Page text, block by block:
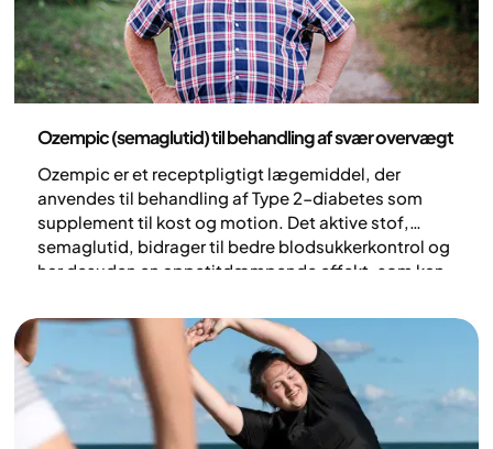
Ozempic (semaglutid) til behandling af svær overvægt
Ozempic er et receptpligtigt lægemiddel, der
anvendes til behandling af Type 2-diabetes som
supplement til kost og motion. Det aktive stof,
semaglutid, bidrager til bedre blodsukkerkontrol og
har desuden en appetitdæmpende effekt, som kan